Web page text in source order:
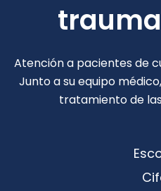
Atención a pacientes de
Junto a su equipo
tratamiento de